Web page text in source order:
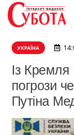
УКРАЇНА
Із
погрози
Путіна